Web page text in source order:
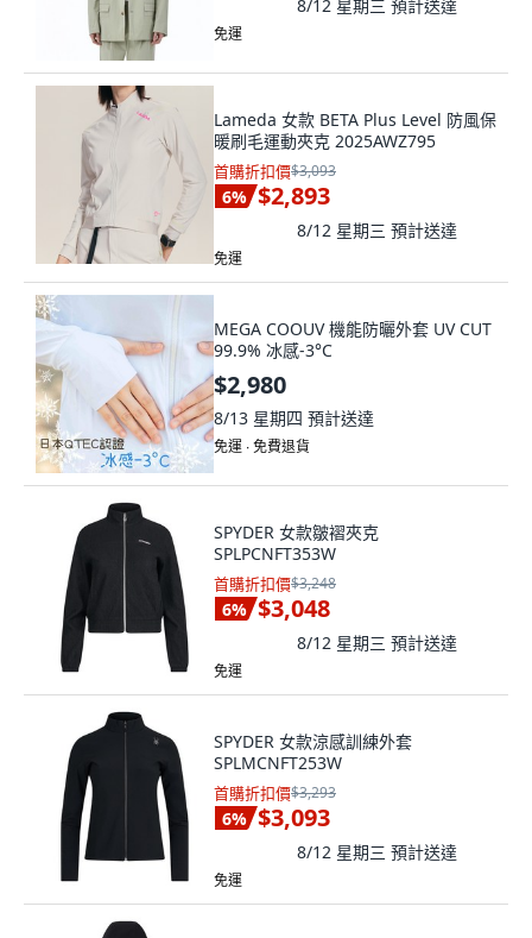
8/12 星期三 預計送達
免運
Lameda 女款 BETA Plus Level 防風保
暖刷毛運動夾克 2025AWZ795
首購折扣價$3,093
6% $2,893
8/12 星期三 預計送達
免運
MEGA COOUV 機能防曬外套 UV CUT
99.9% 冰感-3°C
$2,980
8/13 星期四 預計送達
免運 ∙ 免費退貨
SPYDER 女款皺褶夾克
SPLPCNFT353W
首購折扣價$3,248
6% $3,048
8/12 星期三 預計送達
免運
SPYDER 女款涼感訓練外套
SPLMCNFT253W
首購折扣價$3,293
6% $3,093
8/12 星期三 預計送達
免運